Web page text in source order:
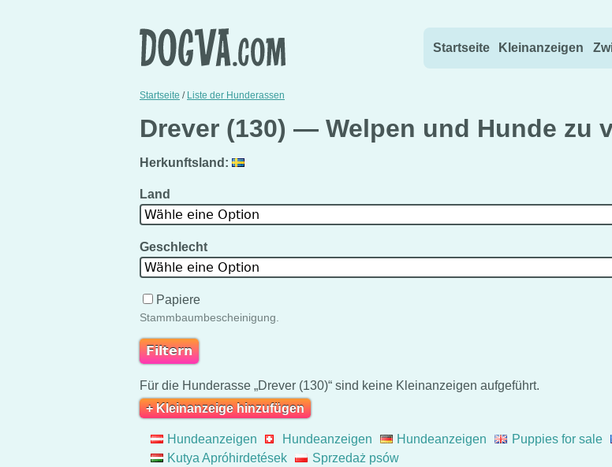
Startseite Kleinanzeigen
Startseite / Liste der Hunderassen
Drever (130) — Welpen und Hunde zu
Herkunftsland:
Land
Wähle eine Option
Geschlecht
Wähle eine Option
Papiere
Stammbaumbescheinigung.
Für die Hunderasse „Drever (130)“ sind keine Kleinanzeigen aufgeführt.
+ Kleinanzeige hinzufügen
Hundeanzeigen Hundeanzeigen Hundeanzeigen Puppies for sale
Kutya Apróhirdetések
Sprzedaż psów